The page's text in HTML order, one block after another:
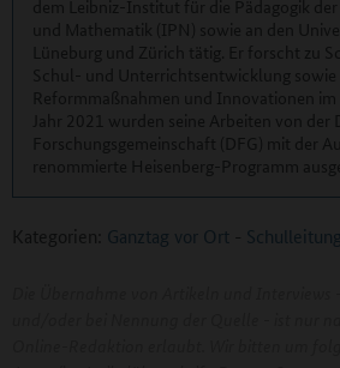
Kategorien: Ganztag vor Ort -